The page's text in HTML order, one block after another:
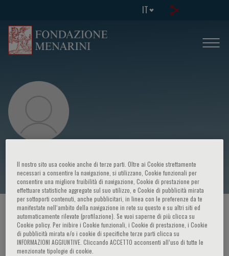
IT
Yoshinao Yazaki
HOME PAGE / CORSI ED EVENTI / RELATORE
Il nostro sito usa cookie anche di terze parti. Oltre ai Cookie strettamente
necessari a consentire la navigazione, si utilizzano, Cookie funzionali per
consentire una migliore fruibilità di navigazione, Cookie di prestazione per
effettuare statistiche aggregate sul suo utilizzo, e Cookie di pubblicità mirata
per sottoporti contenuti, anche pubblicitari, in linea con le preferenze da te
manifestate nell‘ambito della navigazione in rete su questo e su altri siti ed
automaticamente rilevate (profilazione). Se vuoi saperne di più clicca su
Cookie policy. Per inibire i Cookie funzionali, i Cookie di prestazione, i Cookie
di pubblicità mirata e/o i cookie di specifiche terze parti clicca su
INFORMAZIONI AGGIUNTIVE. Cliccando ACCETTO acconsenti all’uso di tutte le
menzionate tipologie di cookie.